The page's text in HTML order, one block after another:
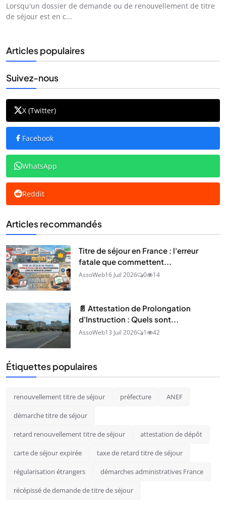
Lorsqu'un dossier de demande ou de renouvellement de titre
de séjour est en c...
Articles populaires
Suivez-nous
X (Twitter)
Facebook
WhatsApp
Reddit
Articles recommandés
Titre de séjour en France : l'erreur
fatale que commettent...
AssoWeb16 Juil 2026 0 14
📄 Attestation de Prolongation
d'Instruction : Quels sont...
AssoWeb13 Juil 2026 1 42
Étiquettes populaires
renouvellement titre de séjour préfecture ANEF
démarche titre de séjour
retard renouvellement titre de séjour attestation de dépôt
carte de séjour expirée taxe de retard titre de séjour
régularisation étrangers démarches administratives France
récépissé de demande de titre de séjour